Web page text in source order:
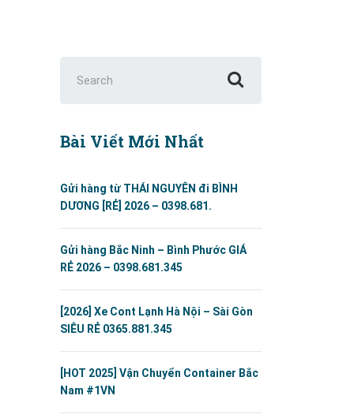
for:
Bài Viết Mới Nhất
Gửi hàng từ THÁI NGUYÊN đi BÌNH
DƯƠNG [RẺ] 2026 – 0398.681.
Gửi hàng Bắc Ninh – Bình Phước GIÁ
RẺ 2026 – 0398.681.345
[2026] Xe Cont Lạnh Hà Nội – Sài Gòn
SIÊU RẺ 0365.881.345
[HOT 2025] Vận Chuyển Container Bắc
Nam #1VN